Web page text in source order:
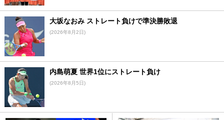
大坂なおみ ストレート負けで準決勝敗退
(2026年8月2日)
内島萌夏 世界1位にストレート負け
(2026年8月5日)